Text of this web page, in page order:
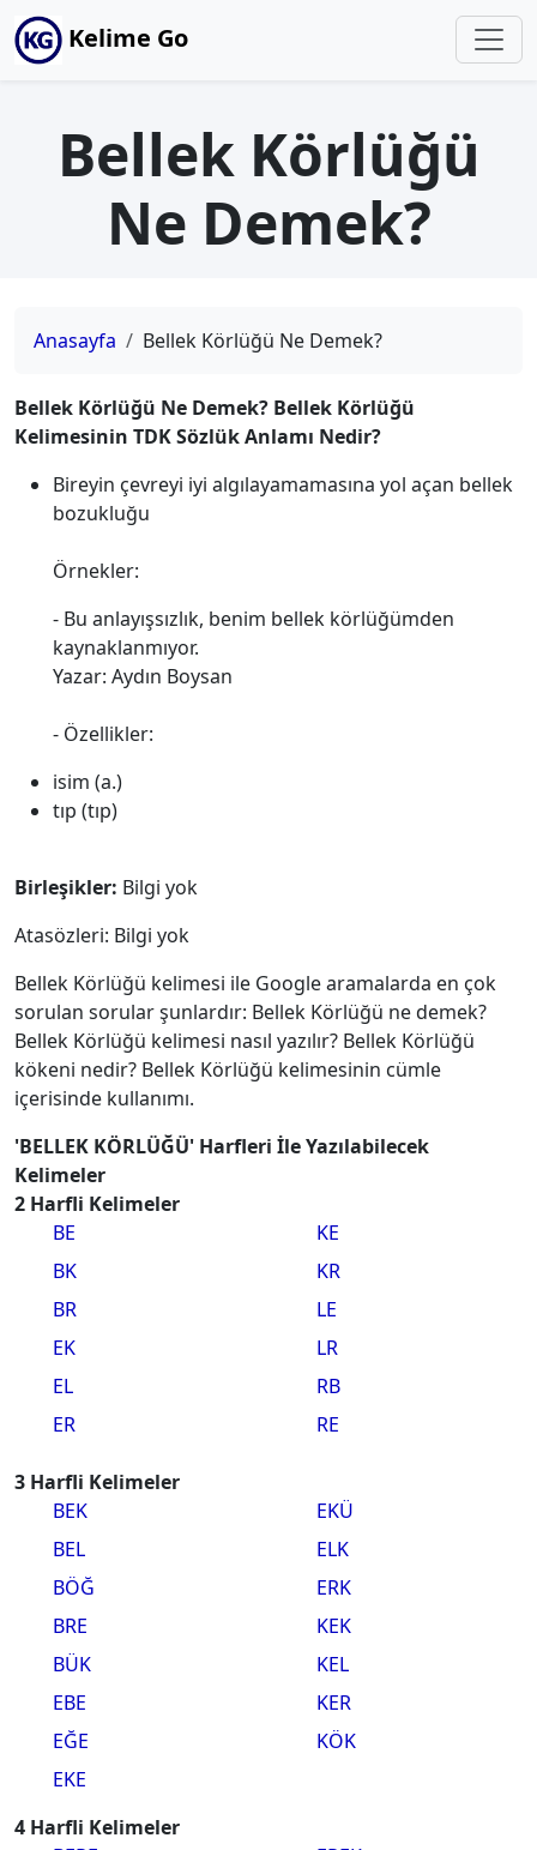
Kelime Go
Bellek Körlüğü
Ne Demek?
Anasayfa Bellek Körlüğü Ne Demek?
Bellek Körlüğü Ne Demek? Bellek Körlüğü
Kelimesinin TDK Sözlük Anlamı Nedir?
Bireyin çevreyi iyi algılayamamasına yol açan bellek
bozukluğu
Örnekler:
- Bu anlayışsızlık, benim bellek körlüğümden
kaynaklanmıyor.
Yazar: Aydın Boysan
- Özellikler:
isim (a.)
tıp (tıp)
Birleşikler: Bilgi yok
Atasözleri: Bilgi yok
Bellek Körlüğü kelimesi ile Google aramalarda en çok
sorulan sorular şunlardır: Bellek Körlüğü ne demek?
Bellek Körlüğü kelimesi nasıl yazılır? Bellek Körlüğü
kökeni nedir? Bellek Körlüğü kelimesinin cümle
içerisinde kullanımı.
'BELLEK KÖRLÜĞÜ' Harfleri İle Yazılabilecek
Kelimeler
2 Harfli Kelimeler
BE
BK
BR
EK
EL
ER
KE
KR
LE
LR
RB
RE
3 Harfli Kelimeler
BEK
BEL
BÖĞ
BRE
BÜK
EBE
EĞE
EKE
EKÜ
ELK
ERK
KEK
KEL
KER
KÖK
4 Harfli Kelimeler